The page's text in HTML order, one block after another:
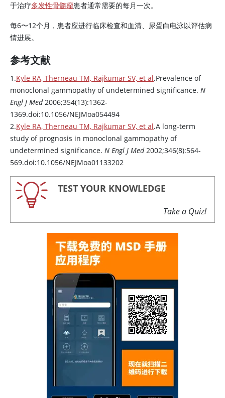
于治疗多发性骨髓瘤患者通常需要的每月一次。
每6〜12个月，患者应进行临床检查和血清、尿蛋白电泳以评估病
情进展。
参考文献
1.Kyle RA, Therneau TM, Rajkumar SV, et al.Prevalence of
monoclonal gammopathy of undetermined significance. N
Engl J Med2006;354(13):1362-
1369.doi:10.1056/NEJMoa054494
2.Kyle RA, Therneau TM, Rajkumar SV, et al.A long-term
study of prognosis in monoclonal gammopathy of
undetermined significance. N Engl J Med2002;346(8):564-
569.doi:10.1056/NEJMoa01133202
TEST YOUR KNOWLEDGE
Take a Quiz!